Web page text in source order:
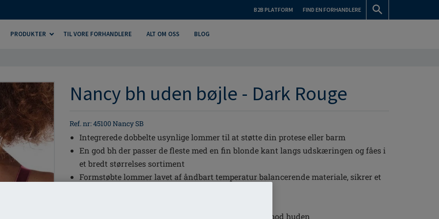
B2B PLATFORM FIND EN FORHANDLERE
PRODUKTER TIL VORE FORHANDLERE ALT OM OSS BLOG
Nancy bh uden bøjle - Dark Rouge
Ref. nr: 45100 Nancy SB
Integrerede dobbelte usynlige lommer til at støtte din protese eller barm
En god bh der passer de fleste med en fin blonde kant langs udskæringen og fåes i
et bredt størrelses sortiment
Formstøbte lommer lavet af åndbart temperatur balancerende materiale, sikrer et
Blød vatteret hægtelukning så det føles behageligt mod huden